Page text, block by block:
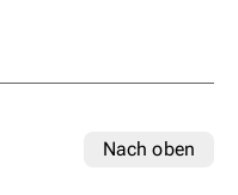
Nach oben